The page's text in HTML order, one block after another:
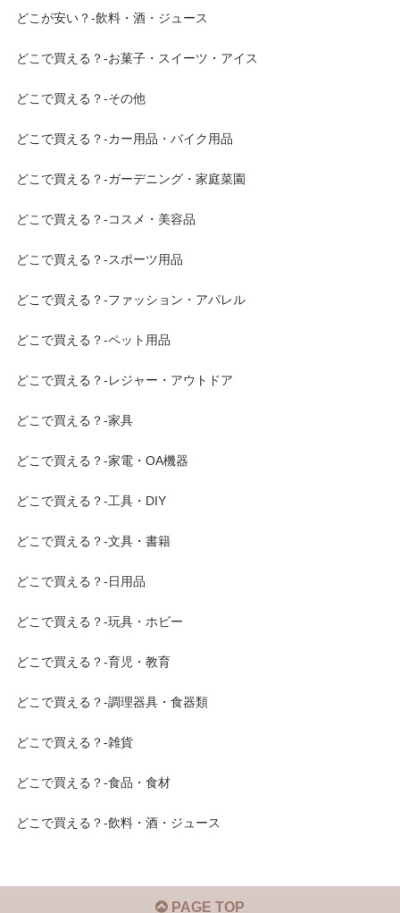
どこが安い？-飲料・酒・ジュース
どこで買える？-お菓子・スイーツ・アイス
どこで買える？-その他
どこで買える？-カー用品・バイク用品
どこで買える？-ガーデニング・家庭菜園
どこで買える？-コスメ・美容品
どこで買える？-スポーツ用品
どこで買える？-ファッション・アパレル
どこで買える？-ペット用品
どこで買える？-レジャー・アウトドア
どこで買える？-家具
どこで買える？-家電・OA機器
どこで買える？-工具・DIY
どこで買える？-文具・書籍
どこで買える？-日用品
どこで買える？-玩具・ホビー
どこで買える？-育児・教育
どこで買える？-調理器具・食器類
どこで買える？-雑貨
どこで買える？-食品・食材
どこで買える？-飲料・酒・ジュース
PAGE TOP